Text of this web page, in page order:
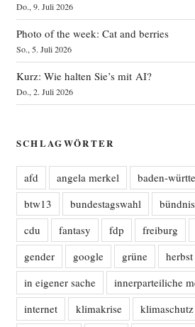
Do., 9. Juli 2026
Photo of the week: Cat and berries
So., 5. Juli 2026
Kurz: Wie halten Sie’s mit AI?
Do., 2. Juli 2026
SCHLAGWÖRTER
afd angela merkel baden-
btw13
bundestagswahl
cdu
fantasy fdp freiburg
gender
google grüne herbst
in eigener sache
innerparteiliche
internet
klimakrise klimaschutz